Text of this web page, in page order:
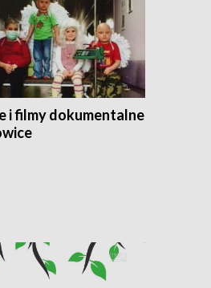
i filmy dokumentalne